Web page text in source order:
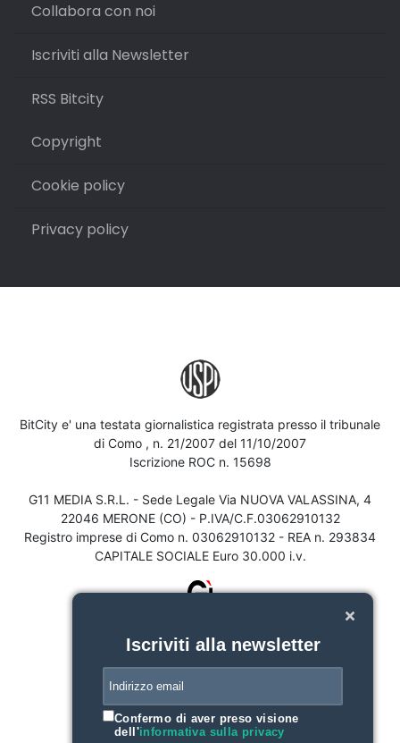
Collabora con noi
Iscriviti alla Newsletter
RSS Bitcity
Copyright
Cookie policy
Privacy policy
BitCity e' una testata giornalistica registrata presso il tribunale
di Como , n. 21/2007 del 11/10/2007
Iscrizione ROC n. 15698
G11 MEDIA S.R.L. - Sede Legale Via NUOVA VALASSINA, 4
22046 MERONE (CO) - P.IVA/C.F.03062910132
Registro imprese di Como n. 03062910132 - REA n. 293834
CAPITALE SOCIALE Euro 30.000 i.v.
Iscriviti alla newsletter
Confermo di aver preso visione
dell'informativa sulla privacy